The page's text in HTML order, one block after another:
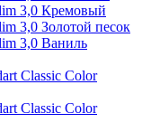
3,0 Кремовый
3,0 Золотой песок
3,0 Ваниль
Classic Color
Classic Color